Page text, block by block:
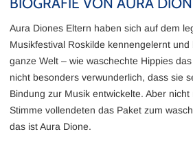
Aura Diones Eltern haben sich auf dem
Musikfestival Roskilde kennengelernt
ganze Welt – wie waschechte Hippies
nicht besonders verwunderlich, dass sie
Bindung zur Musik entwickelte. Aber
Stimme vollendeten das Paket zum
das ist Aura Dione.